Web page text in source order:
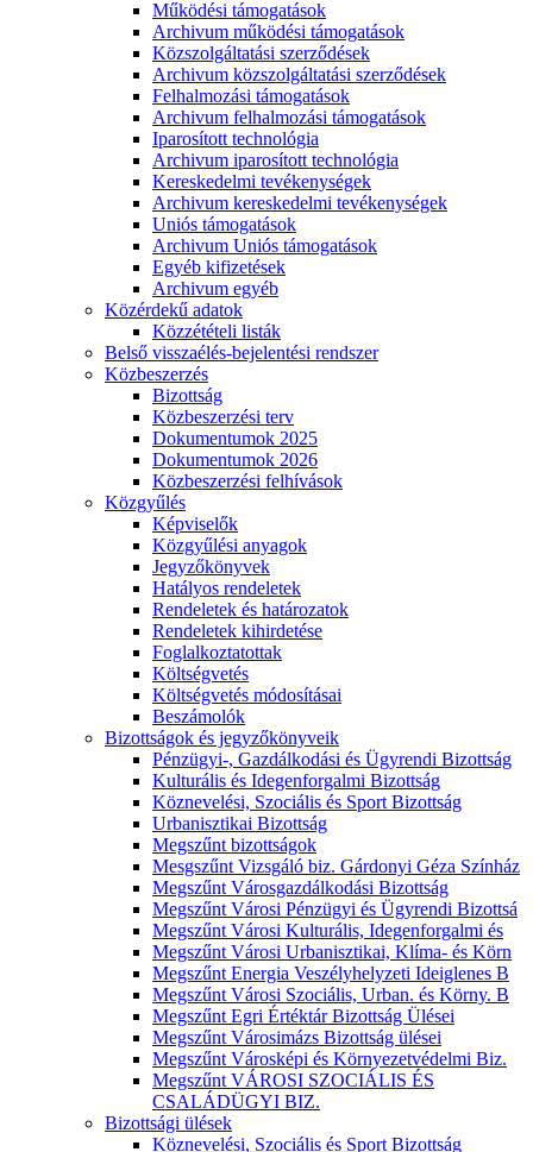
Működési támogatások
Archivum működési támogatások
Közszolgáltatási szerződések
Archivum közszolgáltatási szerződések
Felhalmozási támogatások
Archivum felhalmozási támogatások
Iparosított technológia
Archivum iparosított technológia
Kereskedelmi tevékenységek
Archivum kereskedelmi tevékenységek
Uniós támogatások
Archivum Uniós támogatások
Egyéb kifizetések
Archivum egyéb
Közérdekű adatok
Közzétételi listák
Belső visszaélés-bejelentési rendszer
Közbeszerzés
Bizottság
Közbeszerzési terv
Dokumentumok 2025
Dokumentumok 2026
Közbeszerzési felhívások
Közgyűlés
Képviselők
Közgyűlési anyagok
Jegyzőkönyvek
Hatályos rendeletek
Rendeletek és határozatok
Rendeletek kihirdetése
Foglalkoztatottak
Költségvetés
Költségvetés módosításai
Beszámolók
Bizottságok és jegyzőkönyveik
Pénzügyi-, Gazdálkodási és Ügyrendi Bizottság
Kulturális és Idegenforgalmi Bizottság
Köznevelési, Szociális és Sport Bizottság
Urbanisztikai Bizottság
Megszűnt bizottságok
Mesgszűnt Vizsgáló biz. Gárdonyi Géza Színház
Megszűnt Városgazdálkodási Bizottság
Megszűnt Városi Pénzügyi és Ügyrendi Bizottsá
Megszűnt Városi Kulturális, Idegenforgalmi és
Megszűnt Városi Urbanisztikai, Klíma- és Körn
Megszűnt Energia Veszélyhelyzeti Ideiglenes B
Megszűnt Városi Szociális, Urban. és Körny. B
Megszűnt Egri Értéktár Bizottság Ülései
Megszűnt Városimázs Bizottság ülései
Megszűnt Városképi és Környezetvédelmi Biz.
Megszűnt VÁROSI SZOCIÁLIS ÉS
CSALÁDÜGYI BIZ.
Bizottsági ülések
Köznevelési, Szociális és Sport Bizottság